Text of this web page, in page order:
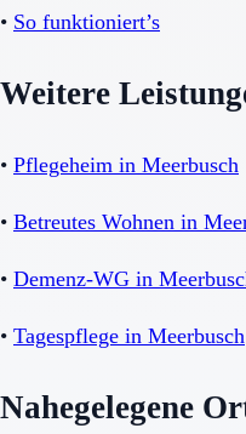
• So funktioniert’s
Weitere
• Pflegeheim in Meerbusch
• Betreutes Wohnen in
• Demenz-WG in
• Tagespflege in Meerbusch
Nahegelegene